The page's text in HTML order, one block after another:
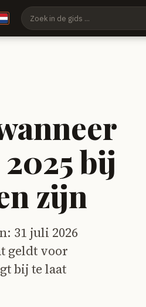
bij
zijn
31 juli 2026
geldt voor
bij te laat